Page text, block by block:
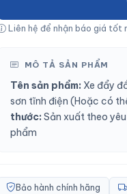
Liên hệ để nhận báo giá tốt
MÔ TẢ SẢN PHẨM
Tên sản phẩm: Xe đẩy
sơn tĩnh điện (Hoặc có
thước: Sản xuất theo
phẩm
Bảo hành chính hãng